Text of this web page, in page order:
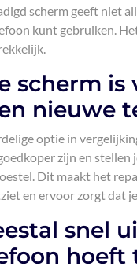
scherm geeft niet
kunt gebruiken.
scherm is
nieuwe
optie in
zijn en
Dit maakt het
en ervoor zorgt dat
snel
hoeft